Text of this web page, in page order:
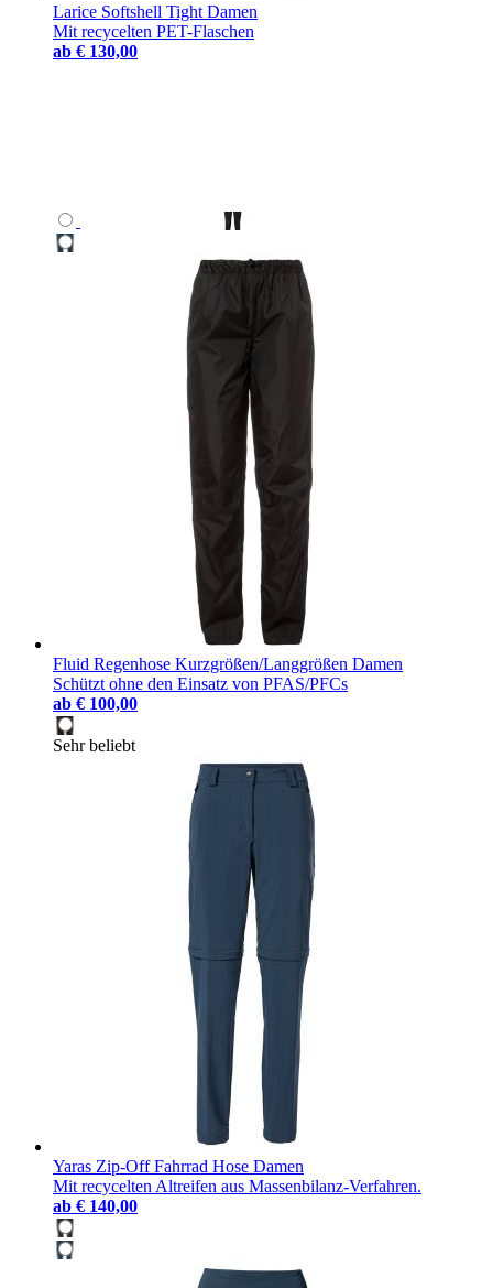
Larice Softshell Tight Damen
Mit recycelten PET-Flaschen
ab € 130,00
Fluid Regenhose Kurzgrößen/Langgrößen Damen
Schützt ohne den Einsatz von PFAS/PFCs
ab € 100,00
Sehr beliebt
Yaras Zip-Off Fahrrad Hose Damen
Mit recycelten Altreifen aus Massenbilanz-Verfahren.
ab € 140,00